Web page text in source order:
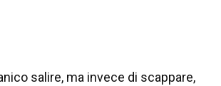
salire, ma invece di scappare,